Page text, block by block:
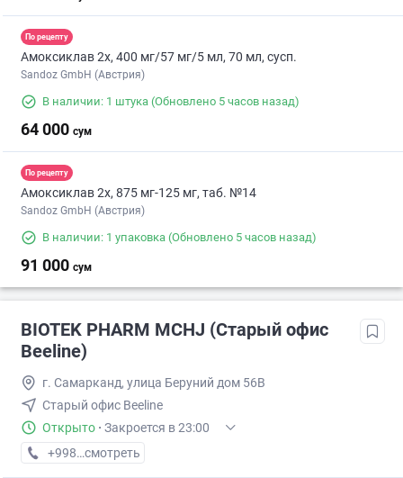
По рецепту
Амоксиклав 2х, 400 мг/57 мг/5 мл, 70 мл, сусп.
Sandoz GmbH (Австрия)
В наличии: 1 штука (Обновлено 5 часов назад)
64 000 сум
По рецепту
Амоксиклав 2х, 875 мг-125 мг, таб. №14
Sandoz GmbH (Австрия)
В наличии: 1 упаковка (Обновлено 5 часов назад)
91 000 сум
BIOTEK PHARM MCHJ (Старый офис
Beeline)
г. Самарканд, улица Беруний дом 56В
Старый офис Beeline
Открыто · Закроется в 23:00
+998 (90) XXX-XX-XX
смотреть